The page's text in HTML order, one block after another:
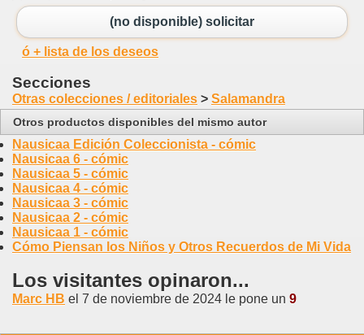
(no disponible) solicitar
ó + lista de los deseos
Secciones
Otras colecciones / editoriales > Salamandra
Otros productos disponibles del mismo autor
Nausicaa Edición Coleccionista - cómic
Nausicaa 6 - cómic
Nausicaa 5 - cómic
Nausicaa 4 - cómic
Nausicaa 3 - cómic
Nausicaa 2 - cómic
Nausicaa 1 - cómic
Cómo Piensan los Niños y Otros Recuerdos de Mi Vida
Los visitantes opinaron...
Marc HB el 7 de noviembre de 2024 le pone un 9